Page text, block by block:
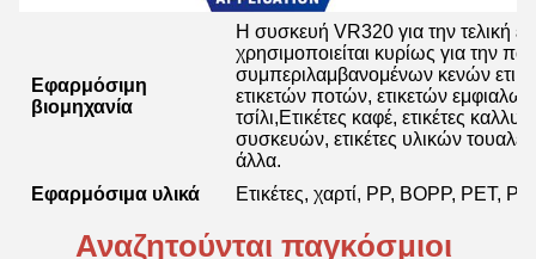
Εφαρμόσιμη
βιομηχανία
Η συσκευή VR320 για την τελική
χρησιμοποιείται κυρίως για την
συμπεριλαμβανομένων κενών
ετικετών ποτών, ετικετών
τσίλι,Ετικέτες καφέ, ετικέτες
συσκευών, ετικέτες υλικών
άλλα.
Εφαρμόσιμα υλικά
Ετικέτες, χαρτί, PP, BOPP, PET,
Αναζητούνται παγκόσμιοι